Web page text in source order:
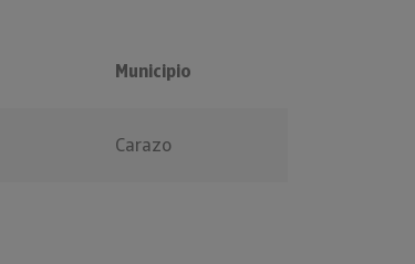
Municipio
Carazo